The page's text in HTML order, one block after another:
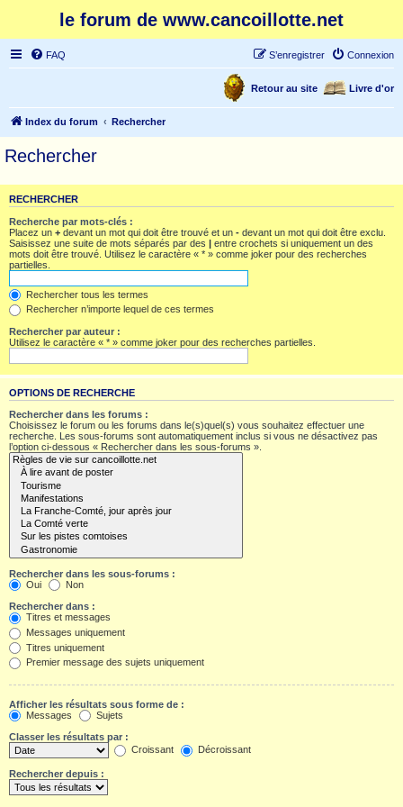
le forum de www.cancoillotte.net
FAQ Connexion
S’enregistrer
Livre d'or
Retour au site
Index du forum Rechercher
Rechercher
RECHERCHER
Recherche par mots-clés :
Placez un + devant un mot qui doit être trouvé et un - devant un mot qui doit être exclu.
Saisissez une suite de mots séparés par des | entre crochets si uniquement un des
mots doit être trouvé. Utilisez le caractère « * » comme joker pour des recherches
partielles.
Rechercher tous les termes
Rechercher n’importe lequel de ces termes
Rechercher par auteur :
Utilisez le caractère « * » comme joker pour des recherches partielles.
OPTIONS DE RECHERCHE
Rechercher dans les forums :
Choisissez le forum ou les forums dans le(s)quel(s) vous souhaitez effectuer une
recherche. Les sous-forums sont automatiquement inclus si vous ne désactivez pas
l’option ci-dessous « Rechercher dans les sous-forums ».
Rechercher dans les sous-forums :
Oui
Non
Rechercher dans :
Titres et messages
Messages uniquement
Titres uniquement
Premier message des sujets uniquement
Afficher les résultats sous forme de :
Messages
Sujets
Classer les résultats par :
Croissant
Décroissant
Rechercher depuis :